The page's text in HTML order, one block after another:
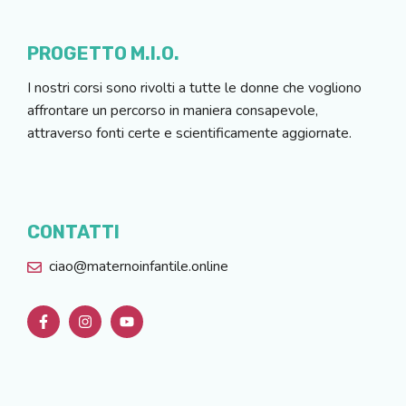
PROGETTO M.I.O.
I nostri corsi sono rivolti a tutte le donne che vogliono
affrontare un percorso in maniera consapevole,
attraverso fonti certe e scientificamente aggiornate.
CONTATTI
ciao@maternoinfantile.online